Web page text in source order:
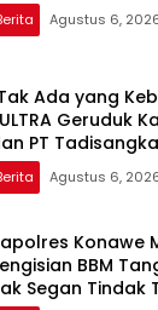
Agustus 6,
Ada yang
Geruduk
PT
Agustus 6,
Konawe
BBM
Segan Tindak